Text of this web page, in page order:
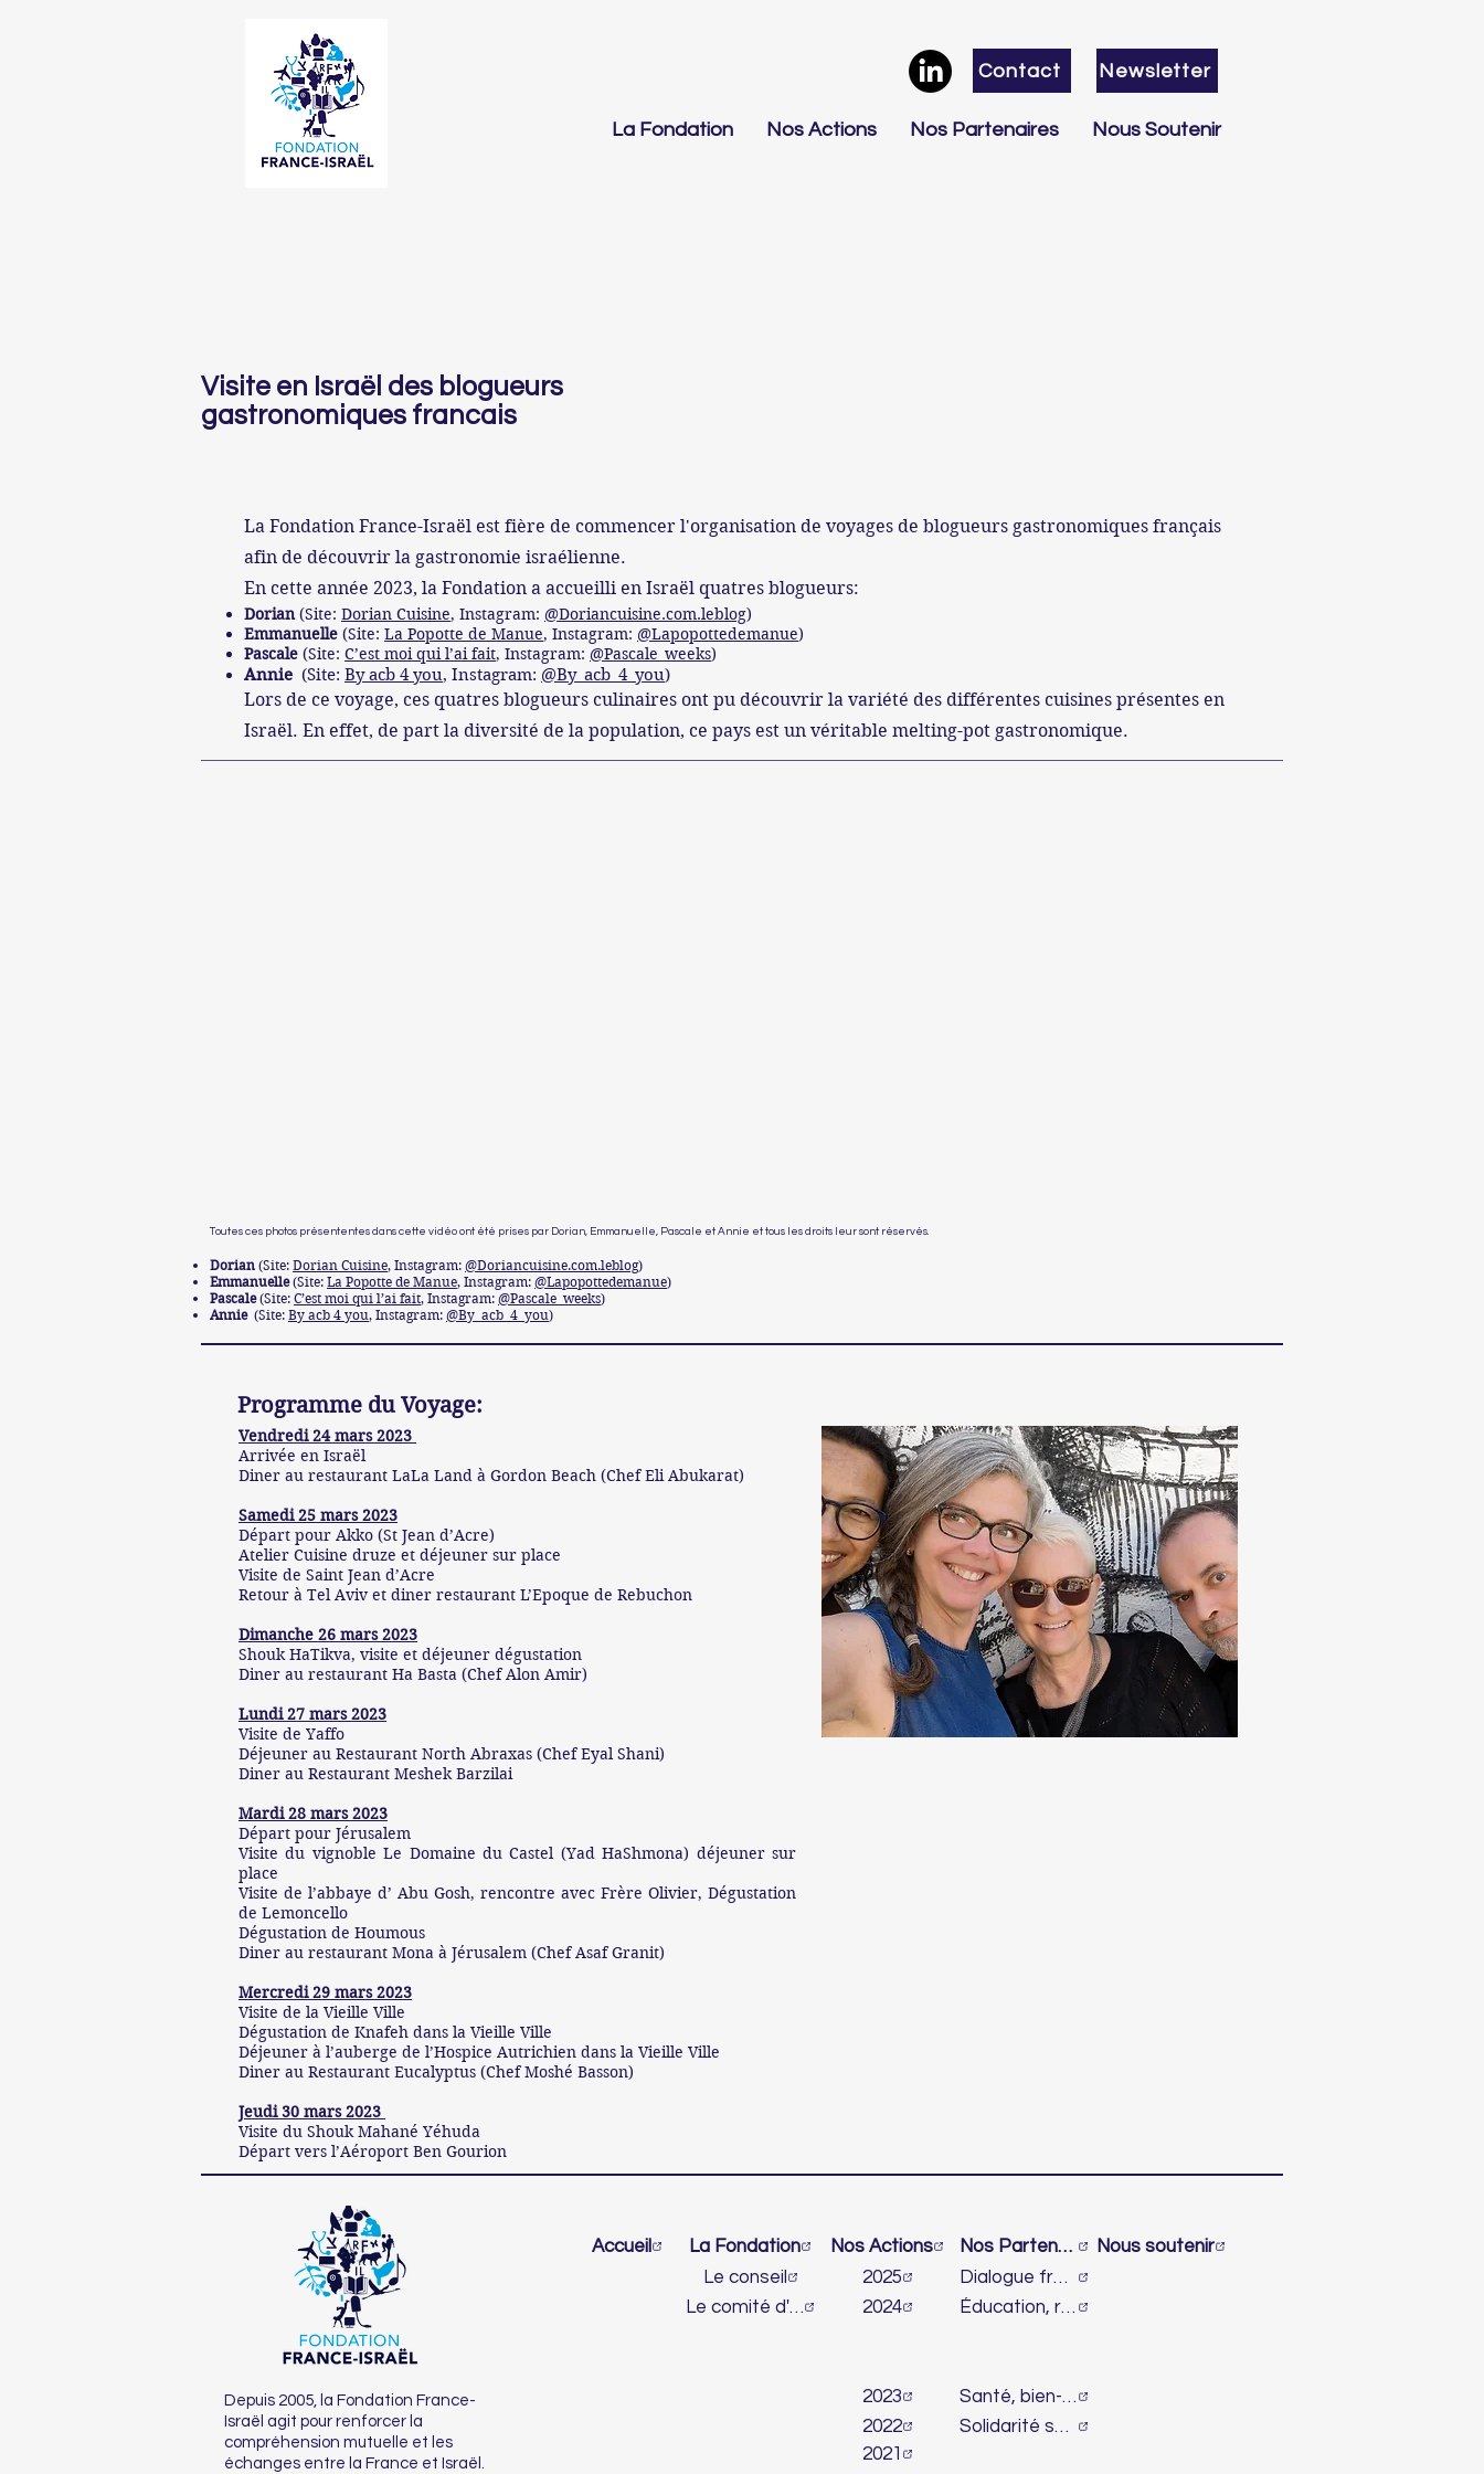
Contact Newsletter
La Fondation Nos Actions Nos Partenaires Nous Soutenir
Visite en Israël des blogueurs
gastronomiques francais
La Fondation France-Israël est fière de commencer l'organisation de voyages de blogueurs gastronomiques français
afin de découvrir la gastronomie israélienne.
En cette année 2023, la Fondation a accueilli en Israël quatres blogueurs:
Dorian(Site: Dorian Cuisine, Instagram: @Doriancuisine.com.leblog)
Emmanuelle (Site: La Popotte de Manue, Instagram: @Lapopottedemanue)
Pascale (Site: C’est moi qui l’ai fait, Instagram: @Pascale_weeks)
Annie (Site: By acb 4 you, Instagram: @By_acb_4_you)
Lors de ce voyage, ces quatres blogueurs culinaires ont pu découvrir la variété des différentes cuisines présentes en
Israël. En effet, de part la diversité de la population, ce pays est un véritable melting-pot gastronomique.
Toutes ces photos présententes dans cette vidéo ont été prises par Dorian, Emmanuelle, Pascale et Annie et tous les droits leur sont réservés.
Dorian (Site: Dorian Cuisine, Instagram: @Doriancuisine.com.leblog)
Emmanuelle(Site: La Popotte de Manue, Instagram: @Lapopottedemanue)
Pascale(Site: C’est moi qui l’ai fait, Instagram: @Pascale_weeks)
Annie(Site: By acb 4 you, Instagram: @By_acb_4_you)
Programme du Voyage:
Vendredi 24 mars 2023
Arrivée en Israël
Diner au restaurant LaLa Land à Gordon Beach (Chef Eli Abukarat)
Samedi 25 mars 2023
Départ pour Akko (St Jean d’Acre)
Atelier Cuisine druze et déjeuner sur place
Visite de Saint Jean d’Acre
Retour à Tel Aviv et diner restaurant L’Epoque de Rebuchon
Dimanche 26 mars 2023
Shouk HaTikva, visite et déjeuner dégustation
Diner au restaurant Ha Basta (Chef Alon Amir)
Lundi 27 mars 2023
Visite de Yaffo
Déjeuner au Restaurant North Abraxas (Chef Eyal Shani)
Diner au Restaurant Meshek Barzilai
Mardi 28 mars 2023
Départ pour Jérusalem
Visite du vignoble Le Domaine du Castel (Yad HaShmona) déjeuner sur
place
Visite de l’abbaye d’ Abu Gosh, rencontre avec Frère Olivier, Dégustation
de Lemoncello
Dégustation de Houmous
Diner au restaurant Mona à Jérusalem (Chef Asaf Granit)
Mercredi 29 mars 2023
Visite de la Vieille Ville
Dégustation de Knafeh dans la Vieille Ville
Déjeuner à l’auberge de l’Hospice Autrichien dans la Vieille Ville
Diner au Restaurant Eucalyptus (Chef Moshé Basson)
Jeudi 30 mars 2023
Visite du Shouk Mahané Yéhuda
Départ vers l’Aéroport Ben Gourion
Depuis 2005, la Fondation France-
Israël agit pour renforcer la
compréhension mutuelle et les
échanges entre la France et Israël.
Accueil La Fondation Nos Actions Nos Partenaires
Nous soutenir
Le conseil
2025
Dialogue franco-israélien et lutte contre l’antisémitisme
Le comité d'honneur
2024 Éducation, recherche & innovation
2023
Santé, bien-être & handicap
2022
Solidarité sociale & humanitaire
2021